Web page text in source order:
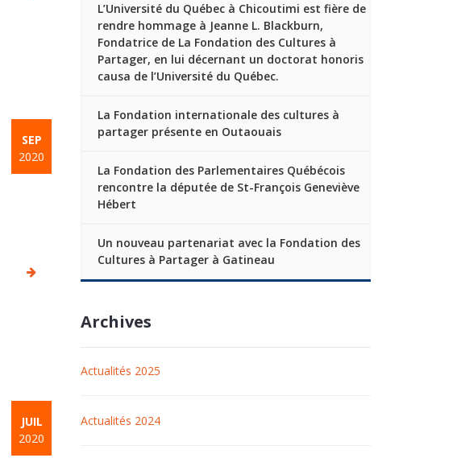
SEP
2020
JUIL
2020
L’Université du Québec à Chicoutimi est fière de
rendre hommage à Jeanne L. Blackburn,
Fondatrice de La Fondation des Cultures à
Partager, en lui décernant un doctorat honoris
causa de l’Université du Québec.
La Fondation internationale des cultures à
partager présente en Outaouais
La Fondation des Parlementaires Québécois
rencontre la députée de St-François Geneviève
Hébert
Un nouveau partenariat avec la Fondation des
Cultures à Partager à Gatineau
Archives
Actualités 2025
Actualités 2024